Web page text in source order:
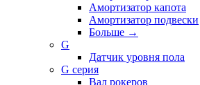
Амортизатор капота
Амортизатор подвески
Больше →
G
Датчик уровня пола
G серия
Вал рокеров